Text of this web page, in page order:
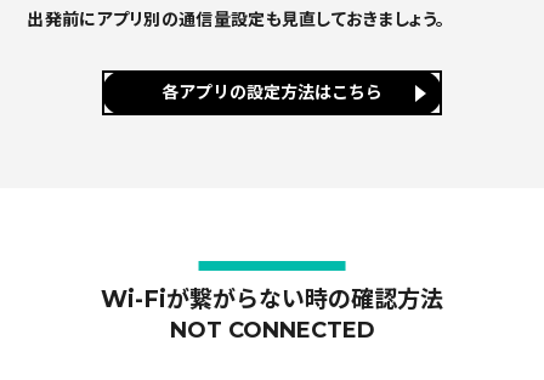
出発前にアプリ別の通信量設定も見直しておきましょう。
各アプリの設定方法はこちら
Wi-Fiが繋がらない時の確認方法
NOT CONNECTED